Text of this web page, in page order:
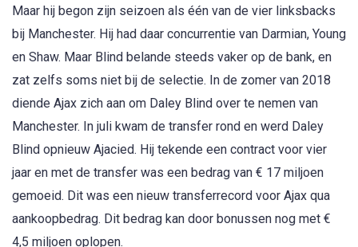
Maar hij begon zijn seizoen als één van de vier linksbacks
bij Manchester. Hij had daar concurrentie van Darmian, Young
en Shaw. Maar Blind belande steeds vaker op de bank, en
zat zelfs soms niet bij de selectie. In de zomer van 2018
diende Ajax zich aan om Daley Blind over te nemen van
Manchester. In juli kwam de transfer rond en werd Daley
Blind opnieuw Ajacied. Hij tekende een contract voor vier
jaar en met de transfer was een bedrag van € 17 miljoen
gemoeid. Dit was een nieuw transferrecord voor Ajax qua
aankoopbedrag. Dit bedrag kan door bonussen nog met €
4,5 miljoen oplopen.